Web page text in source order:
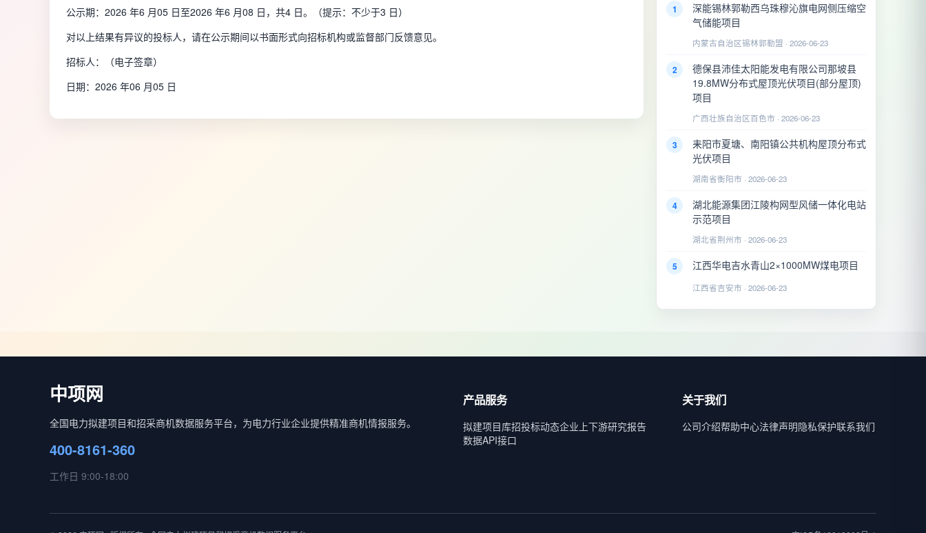
公示期：2026 年6 月05 日至2026 年6 月08 日，共4 日。（提示：不少于3 日）
对以上结果有异议的投标人，请在公示期间以书面形式向招标机构或监督部门反馈意见。
招标人：（电子签章）
日期：2026 年06 月05 日
1
深能锡林郭勒西乌珠穆沁旗电网侧压缩空
气储能项目
内蒙古自治区锡林郭勒盟 · 2026-06-23
2
德保县沛佳太阳能发电有限公司那坡县
19.8MW分布式屋顶光伏项目(部分屋顶)
项目
广西壮族自治区百色市 · 2026-06-23
3
耒阳市夏塘、南阳镇公共机构屋顶分布式
光伏项目
湖南省衡阳市 · 2026-06-23
4
湖北能源集团江陵构网型风储一体化电站
示范项目
湖北省荆州市 · 2026-06-23
5 江西华电吉水青山2×1000MW煤电项目
江西省吉安市 · 2026-06-23
中项网
全国电力拟建项目和招采商机数据服务平台，为电力行业企业提供精准商机情报服务。
400-8161-360
工作日 9:00-18:00
产品服务
拟建项目库招投标动态企业上下游研究报告
数据API接口
关于我们
公司介绍帮助中心法律声明隐私保护联系我们